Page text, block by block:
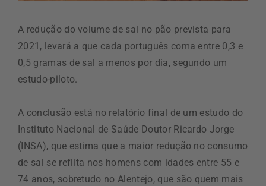
A redução do volume de sal no pão prevista para
2021, levará a que cada português coma entre 0,3 e
0,5 gramas de sal a menos por dia, segundo um
estudo-piloto.
A conclusão está no relatório final de um estudo do
Instituto Nacional de Saúde Doutor Ricardo Jorge
(INSA), que estima que a maior redução no consumo
de sal se reflita nos homens com idades entre 55 e
74 anos, sobretudo no Alentejo, que são quem mais